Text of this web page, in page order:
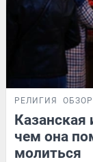
РЕЛИГИЯ ОБЗОР
Казанская
чем она
молиться